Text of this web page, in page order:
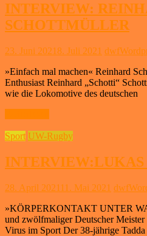
INTERVIEW:
SCHOTTMÜLLER
23. Juni 2021 8. Juli 2021
»Einfach mal machen« Reinhard
Enthusiast Reinhard „Schotti“
wie die Lokomotive des deutschen
Sport UW-Rugby
INTERVIEW:LUKAS
28. April 2021 11. Mai 2021
»KÖRPERKONTAKT UNTER
und zwölfmaliger Deutscher
Virus im Sport Der 38-jährige